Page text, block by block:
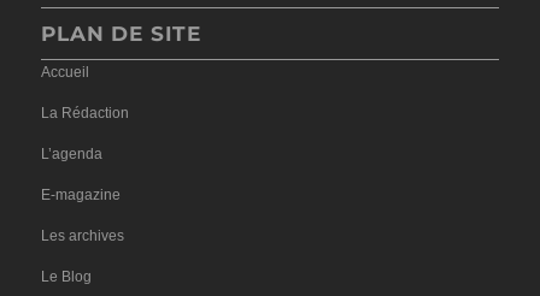
PLAN DE SITE
Accueil
La Rédaction
L’agenda
E-magazine
Les archives
Le Blog